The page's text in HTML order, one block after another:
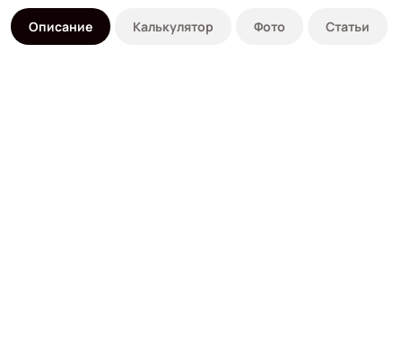
Описание Калькулятор Фото Статьи